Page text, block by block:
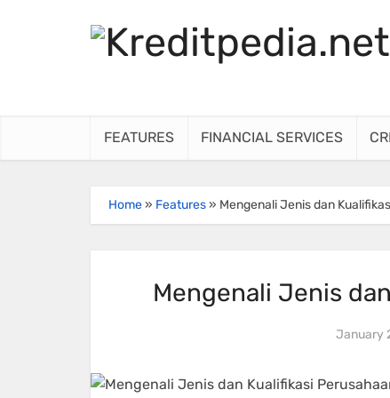
FEATURES FINANCIAL SERVICES
Home» Features» Mengenali Jenis dan
Mengenali Jenis
January